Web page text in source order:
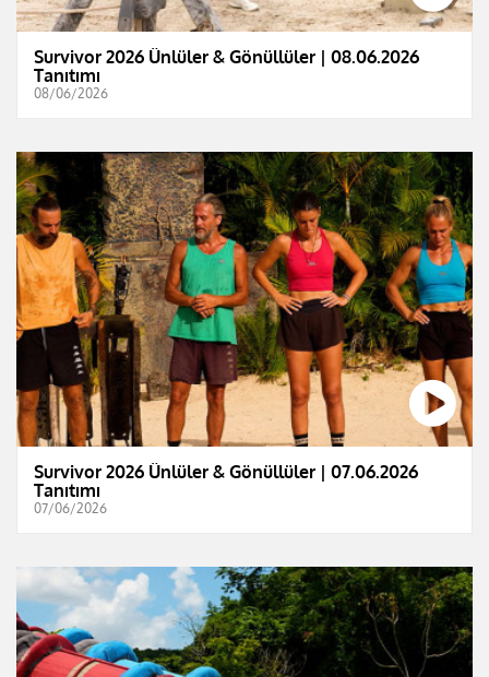
Survivor 2026 Ünlüler & Gönüllüler | 08.06.2026
Tanıtımı
08/06/2026
Survivor 2026 Ünlüler & Gönüllüler | 07.06.2026
Tanıtımı
07/06/2026